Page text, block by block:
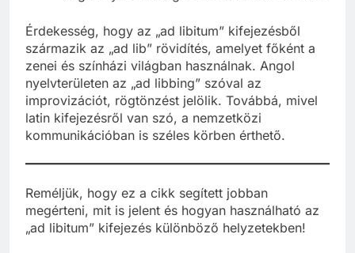
Érdekesség, hogy az „ad libitum” kifejezésből
származik az „ad lib” rövidítés, amelyet főként a
zenei és színházi világban használnak. Angol
nyelvterületen az „ad libbing” szóval az
improvizációt, rögtönzést jelölik. Továbbá, mivel
latin kifejezésről van szó, a nemzetközi
Reméljük, hogy ez a cikk segített jobban
megérteni, mit is jelent és hogyan használható az